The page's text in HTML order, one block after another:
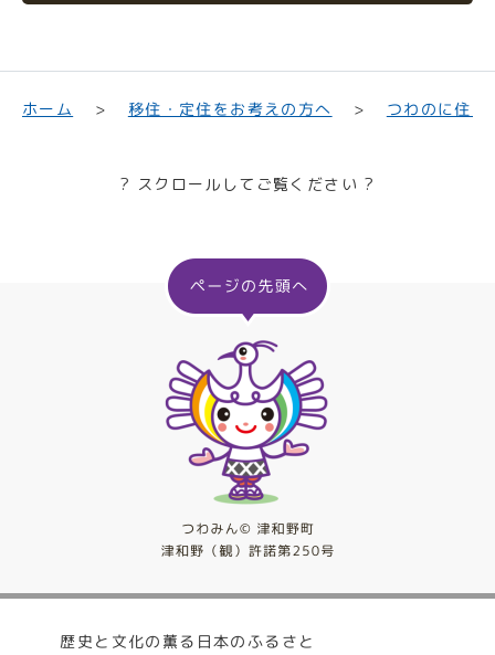
ホーム 移住・定住をお考えの方へ つわのに住む
? スクロールしてご覧ください ?
歴史と文化の薫る日本のふるさと